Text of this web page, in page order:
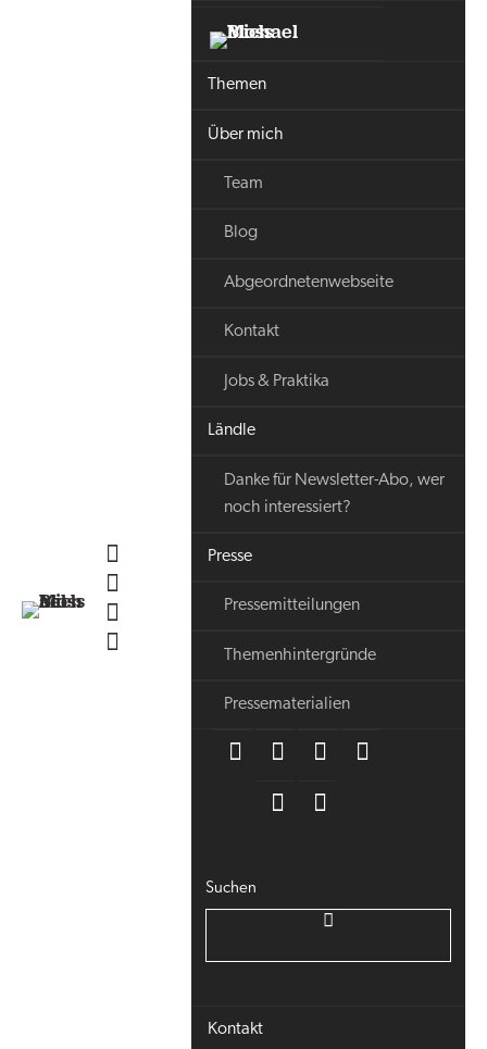
Themen
Über mich
Team
Blog
Abgeordnetenwebseite
Kontakt
Jobs & Praktika
Ländle
Danke für Newsletter-Abo, wer
noch interessiert?
Presse
Pressemitteilungen
Themenhintergründe
Pressematerialien
Suchen
Kontakt